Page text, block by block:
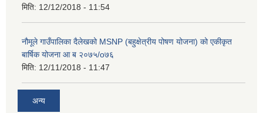
मिति: 12/12/2018 - 11:54
नौमूले गाउँपालिका दैलेखको MSNP (बहुक्षेत्रीय पोषण योजना) को एकीकृत
बार्षिक योजना आ ब २०७५/o७६
मिति: 12/11/2018 - 11:47
अन्य